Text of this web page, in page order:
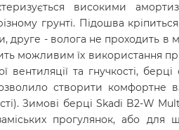
високими
грунті. Підошва
- волога не проходить в
можливим їх використання
та гнучкості,
створити комфортне
Зимові берці Skadi B2-W
прогулянок, або для